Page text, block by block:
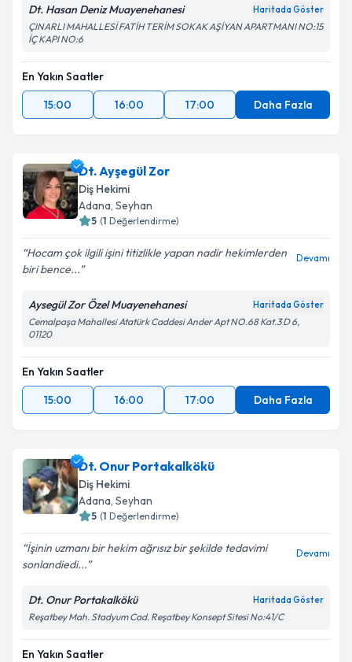
Dt. Hasan Deniz Muayenehanesi Haritada Göster
ÇINARLI MAHALLESİ FATİH TERİM SOKAK AŞİYAN APARTMANI NO:15
İÇ KAPI NO:6
En Yakın Saatler
15:00
16:00 17:00 Daha Fazla
Dt. Ayşegül Zor
Diş Hekimi
Adana, Seyhan
5 (1 Değerlendirme)
Hocam çok ilgili işini titizlikle yapan nadir hekimlerden
biri bence...
Devamı
Aysegül Zor Özel Muayenehanesi Haritada Göster
Cemalpaşa Mahallesi Atatürk Caddesi Ander Apt NO.68 Kat.3 D 6,
01120
En Yakın Saatler
15:00
16:00 17:00 Daha Fazla
Dt. Onur Portakalkökü
Diş Hekimi
Adana, Seyhan
5 (1 Değerlendirme)
İşinin uzmanı bir hekim ağrısız bir şekilde tedavimi
sonlandiedi...
Devamı
Dt. Onur Portakalkökü Haritada Göster
Reşatbey Mah. Stadyum Cad. Reşatbey Konsept Sitesi No:41/C
En Yakın Saatler